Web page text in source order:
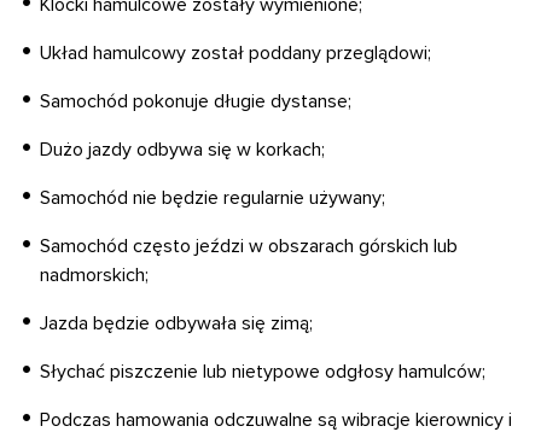
Klocki hamulcowe zostały wymienione;
Układ hamulcowy został poddany przeglądowi;
Samochód pokonuje długie dystanse;
Dużo jazdy odbywa się w korkach;
Samochód nie będzie regularnie używany;
Samochód często jeździ w obszarach górskich lub
nadmorskich;
Jazda będzie odbywała się zimą;
Słychać piszczenie lub nietypowe odgłosy hamulców;
Podczas hamowania odczuwalne są wibracje kierownicy i